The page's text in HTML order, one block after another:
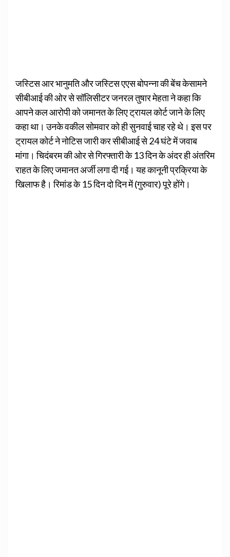
जस्टिस आर भानुमति और जस्टिस एएस बोपन्ना की बेंच केसामने
सीबीआई की ओर से सॉलिसीटर जनरल तुषार मेहता ने कहा कि
आपने कल आरोपी को जमानत के लिए ट्रायल कोर्ट जाने के लिए
कहा था। उनके वकील सोमवार को ही सुनवाई चाह रहे थे। इस पर
ट्रायल कोर्ट ने नोटिस जारी कर सीबीआई से 24 घंटे में जवाब
मांगा। चिदंबरम की ओर से गिरफ्तारी के 13 दिन के अंदर ही अंतरिम
राहत के लिए जमानत अर्जी लगा दी गई। यह कानूनी प्रक्रिया के
खिलाफ है। रिमांड के 15 दिन दो दिन में (गुरुवार) पूरे होंगे।